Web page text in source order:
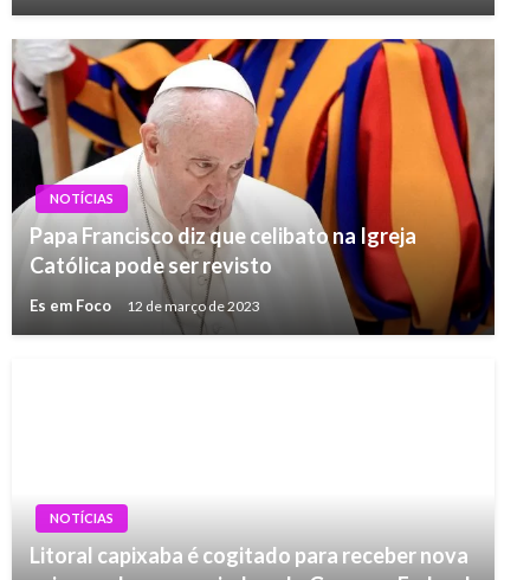
NOTÍCIAS
Papa Francisco diz que celibato na Igreja
Católica pode ser revisto
Es em Foco 12 de março de 2023
NOTÍCIAS
Litoral capixaba é cogitado para receber nova